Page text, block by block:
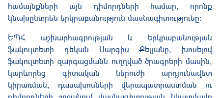
համայնքների այն դիմորդների համար, որոնք
կնախընտրեն երկրաբանություն մասնագիտությունը:
ԵՊՀ աշխարհագրության և երկրաբանության
ֆակուլտետի դեկան Սարգիս Քելյանը, խոսելով
ֆակուլտետի զարգացմանն ուղղված ծրագրերի մասին,
կարևորեց գիտական ներուժի արդյունավետ
կիրառման, դասախոսների վերապատրաստման ու